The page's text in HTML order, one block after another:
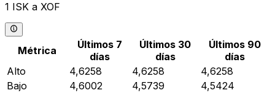
1 ISK a XOF
Métrica
Últimos 7
días
Últimos 30
días
Últimos 90
días
Alto
4,6258 4,6258
4,6258
Bajo
4,6002 4,5739
4,5424